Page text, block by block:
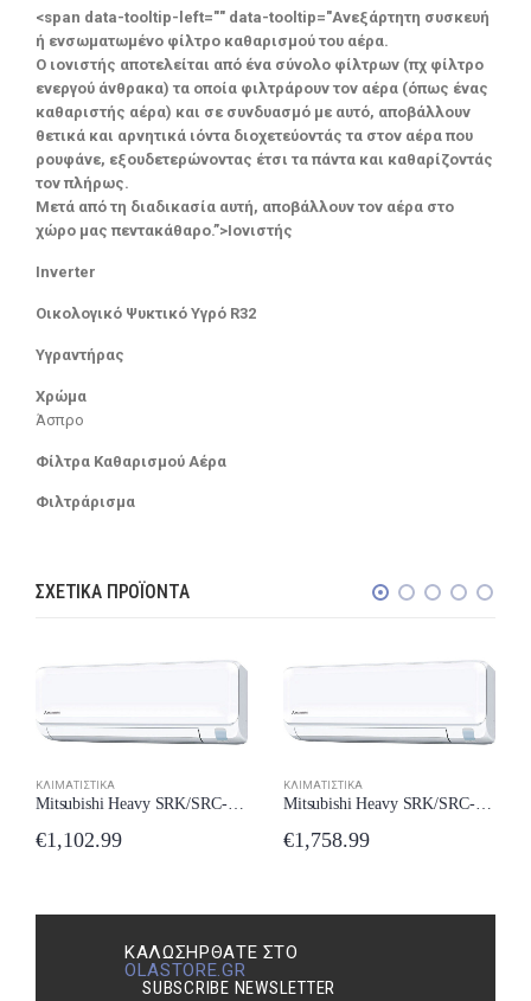
<span data-tooltip-left="" data-tooltip="Ανεξάρτητη συσκευή
ή ενσωματωμένο φίλτρο καθαρισμού του αέρα.
Ο ιονιστής αποτελείται από ένα σύνολο φίλτρων (πχ φίλτρο
ενεργού άνθρακα) τα οποία φιλτράρουν τον αέρα (όπως ένας
καθαριστής αέρα) και σε συνδυασμό με αυτό, αποβάλλουν
θετικά και αρνητικά ιόντα διοχετεύοντάς τα στον αέρα που
ρουφάνε, εξουδετερώνοντας έτσι τα πάντα και καθαρίζοντάς
τον πλήρως.
Μετά από τη διαδικασία αυτή, αποβάλλουν τον αέρα στο
χώρο μας πεντακάθαρο.”>Ιονιστής
Inverter
Οικολογικό Ψυκτικό Υγρό R32
Υγραντήρας
Χρώμα
Άσπρο
Φίλτρα Καθαρισμού Αέρα
Φιλτράρισμα
ΣΧΕΤΙΚΆ ΠΡΟΪΌΝΤΑ
ΚΛΙΜΑΤΙΣΤΙΚΆ
Mitsubishi Heavy SRK/SRC-25ZTL-W Κλιματιστικό 9000 BTU New Model 2024
€1,102.99
ΚΛΙΜΑΤΙΣΤΙΚΆ
Mitsubishi Heavy SRK/SRC-63563ZTL-W New Model 2024
€1,758.99
ΚΑΛΩΣΉΡΘΑΤΕ ΣΤΟ
OLASTORE.GR
SUBSCRIBE NEWSLETTER